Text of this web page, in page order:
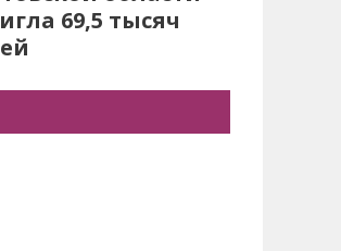
69,5 тысяч